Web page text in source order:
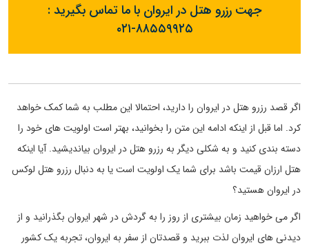
جهت رزرو هتل در ایروان با ما تماس بگیرید :
۰۲۱-۸۸۵۵۹۹۲۵
اگر قصد رزرو هتل در ایروان را دارید، احتمالا این مطلب به شما کمک خواهد
کرد. اما قبل از اینکه ادامه این متن را بخوانید، بهتر است اولویت های خود را
دسته بندی کنید و به شکلی دیگر به رزرو هتل در ایروان بیاندیشید. آیا اینکه
هتل ارزان قیمت باشد برای شما یک اولویت است یا به دنبال رزرو هتل لوکس
در ایروان هستید؟
اگر می خواهید زمان بیشتری از روز را به گردش در شهر ایروان بگذرانید و از
دیدنی های ایروان لذت ببرید و قصدتان از سفر به ایروان، تجربه یک کشور